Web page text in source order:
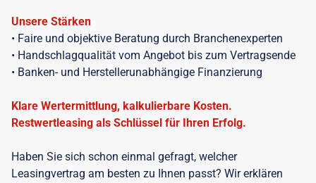
Unsere Stärken
• Faire und objektive Beratung durch Branchenexperten
• Handschlagqualität vom Angebot bis zum Vertragsende
• Banken- und Herstellerunabhängige Finanzierung
Klare Wertermittlung, kalkulierbare Kosten.
Restwertleasing als Schlüssel für Ihren Erfolg.
Haben Sie sich schon einmal gefragt, welcher
Leasingvertrag am besten zu Ihnen passt? Wir erklären